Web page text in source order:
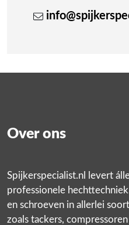
Over ons
Spijkerspecialist.nl levert
professionele
en schroeven in allerlei
zoals tackers,